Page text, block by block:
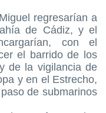
regresarían a
de Cádiz, y el
con el
el barrido de los
de la vigilancia de
y en el Estrecho,
de submarinos